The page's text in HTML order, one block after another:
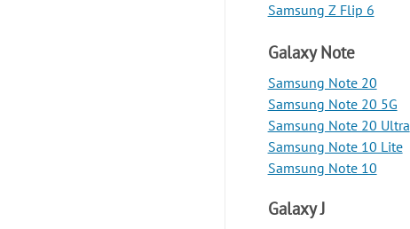
Samsung Z Flip 6
Galaxy Note
Samsung Note 20
Samsung Note 20 5G
Samsung Note 20 Ultra
Samsung Note 10 Lite
Samsung Note 10
Galaxy J